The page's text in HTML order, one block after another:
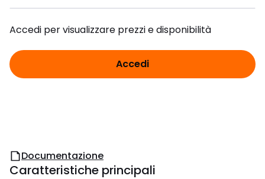
Accedi per visualizzare prezzi e disponibilità
Accedi
Documentazione
Caratteristiche principali